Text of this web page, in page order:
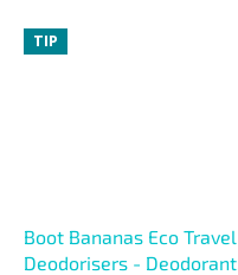
TIP
Boot Bananas Eco Travel
Deodorisers - Deodorant